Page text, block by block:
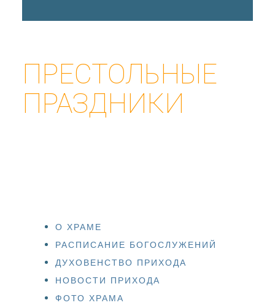
ПРЕСТОЛЬНЫЕ
ПРАЗДНИКИ
О ХРАМЕ
РАСПИСАНИЕ БОГОСЛУЖЕНИЙ
ДУХОВЕНСТВО ПРИХОДА
НОВОСТИ ПРИХОДА
ФОТО ХРАМА